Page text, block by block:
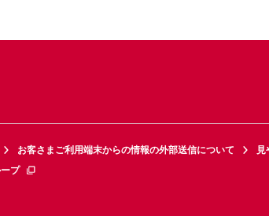
お客さまご利用端末からの情報の外部送信について
見
プ